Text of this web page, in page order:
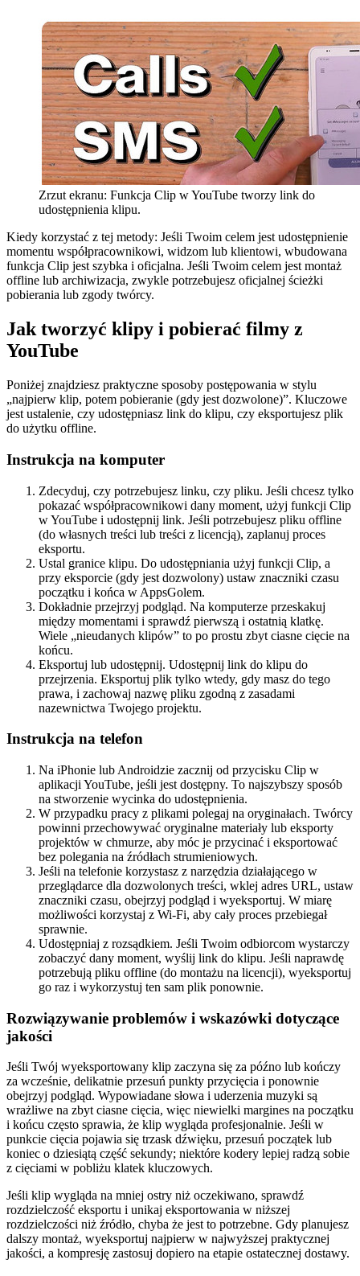
Zrzut ekranu: Funkcja Clip w YouTube tworzy link do
udostępnienia klipu.
Kiedy korzystać z tej metody: Jeśli Twoim celem jest udostępnienie
momentu współpracownikowi, widzom lub klientowi, wbudowana
funkcja Clip jest szybka i oficjalna. Jeśli Twoim celem jest montaż
offline lub archiwizacja, zwykle potrzebujesz oficjalnej ścieżki
pobierania lub zgody twórcy.
Jak tworzyć klipy i pobierać filmy z
YouTube
Poniżej znajdziesz praktyczne sposoby postępowania w stylu
„najpierw klip, potem pobieranie (gdy jest dozwolone)”. Kluczowe
jest ustalenie, czy udostępniasz link do klipu, czy eksportujesz plik
do użytku offline.
Instrukcja na komputer
Zdecyduj, czy potrzebujesz linku, czy pliku. Jeśli chcesz tylko
pokazać współpracownikowi dany moment, użyj funkcji Clip
w YouTube i udostępnij link. Jeśli potrzebujesz pliku offline
(do własnych treści lub treści z licencją), zaplanuj proces
eksportu.
Ustal granice klipu. Do udostępniania użyj funkcji Clip, a
przy eksporcie (gdy jest dozwolony) ustaw znaczniki czasu
początku i końca w AppsGolem.
Dokładnie przejrzyj podgląd. Na komputerze przeskakuj
między momentami i sprawdź pierwszą i ostatnią klatkę.
Wiele „nieudanych klipów” to po prostu zbyt ciasne cięcie na
końcu.
Eksportuj lub udostępnij. Udostępnij link do klipu do
przejrzenia. Eksportuj plik tylko wtedy, gdy masz do tego
prawa, i zachowaj nazwę pliku zgodną z zasadami
nazewnictwa Twojego projektu.
Instrukcja na telefon
Na iPhonie lub Androidzie zacznij od przycisku Clip w
aplikacji YouTube, jeśli jest dostępny. To najszybszy sposób
na stworzenie wycinka do udostępnienia.
W przypadku pracy z plikami polegaj na oryginałach. Twórcy
powinni przechowywać oryginalne materiały lub eksporty
projektów w chmurze, aby móc je przycinać i eksportować
bez polegania na źródłach strumieniowych.
Jeśli na telefonie korzystasz z narzędzia działającego w
przeglądarce dla dozwolonych treści, wklej adres URL, ustaw
znaczniki czasu, obejrzyj podgląd i wyeksportuj. W miarę
możliwości korzystaj z Wi-Fi, aby cały proces przebiegał
sprawnie.
Udostępniaj z rozsądkiem. Jeśli Twoim odbiorcom wystarczy
zobaczyć dany moment, wyślij link do klipu. Jeśli naprawdę
potrzebują pliku offline (do montażu na licencji), wyeksportuj
go raz i wykorzystuj ten sam plik ponownie.
Rozwiązywanie problemów i wskazówki dotyczące
jakości
Jeśli Twój wyeksportowany klip zaczyna się za późno lub kończy
za wcześnie, delikatnie przesuń punkty przycięcia i ponownie
obejrzyj podgląd. Wypowiadane słowa i uderzenia muzyki są
wrażliwe na zbyt ciasne cięcia, więc niewielki margines na początku
i końcu często sprawia, że klip wygląda profesjonalnie. Jeśli w
punkcie cięcia pojawia się trzask dźwięku, przesuń początek lub
koniec o dziesiątą część sekundy; niektóre kodery lepiej radzą sobie
z cięciami w pobliżu klatek kluczowych.
Jeśli klip wygląda na mniej ostry niż oczekiwano, sprawdź
rozdzielczość eksportu i unikaj eksportowania w niższej
rozdzielczości niż źródło, chyba że jest to potrzebne. Gdy planujesz
dalszy montaż, wyeksportuj najpierw w najwyższej praktycznej
jakości, a kompresję zastosuj dopiero na etapie ostatecznej dostawy.